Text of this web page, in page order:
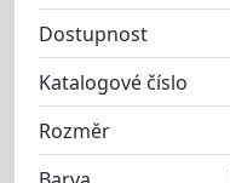
Dostupnost
Katalogové číslo
Rozměr